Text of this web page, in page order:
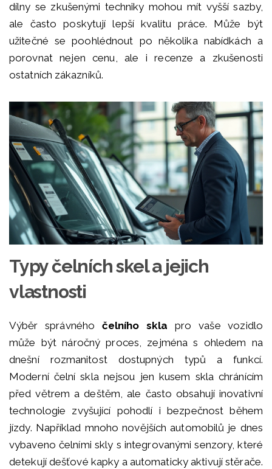
dílny se zkušenými techniky mohou mít vyšší sazby,
ale často poskytují lepší kvalitu práce. Může být
užitečné se poohlédnout po několika nabídkách a
porovnat nejen cenu, ale i recenze a zkušenosti
ostatních zákazníků.
Typy čelních skel a jejich
vlastnosti
Výběr správného čelního skla pro vaše vozidlo
může být náročný proces, zejména s ohledem na
dnešní rozmanitost dostupných typů a funkcí.
Moderní čelní skla nejsou jen kusem skla chránícím
před větrem a deštěm, ale často obsahují inovativní
technologie zvyšující pohodlí i bezpečnost během
jízdy. Například mnoho novějších automobilů je dnes
vybaveno čelními skly s integrovanými senzory, které
detekují dešťové kapky a automaticky aktivují stěrače.